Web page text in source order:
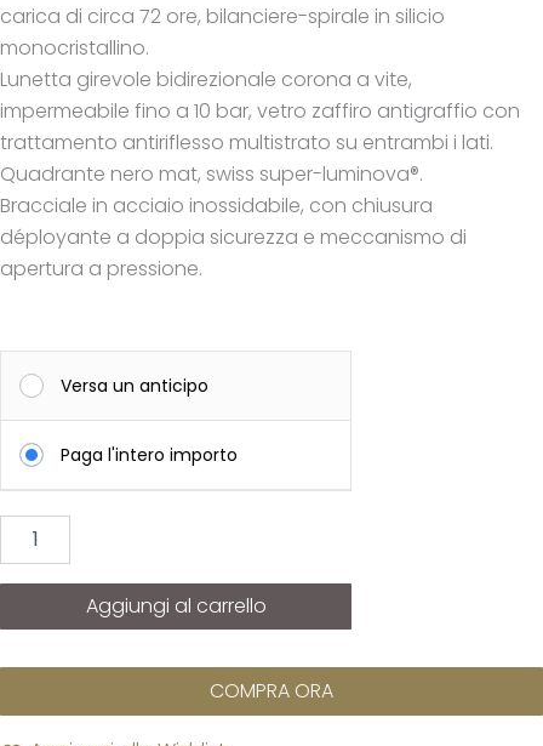
carica di circa 72 ore, bilanciere-spirale in silicio
monocristallino.
Lunetta girevole bidirezionale corona a vite,
impermeabile fino a 10 bar, vetro zaffiro antigraffio con
trattamento antiriflesso multistrato su entrambi i lati.
Quadrante nero mat, swiss super-luminova®.
Bracciale in acciaio inossidabile, con chiusura
déployante a doppia sicurezza e meccanismo di
apertura a pressione.
Versa un anticipo
Paga l'intero importo
1925
Time
Aggiungi al carrello
COMPRA ORA